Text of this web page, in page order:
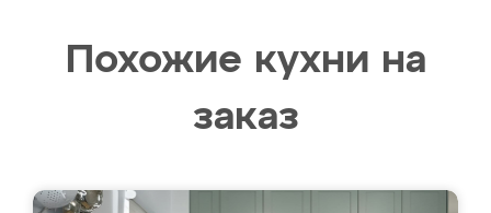
Похожие кухни на
заказ